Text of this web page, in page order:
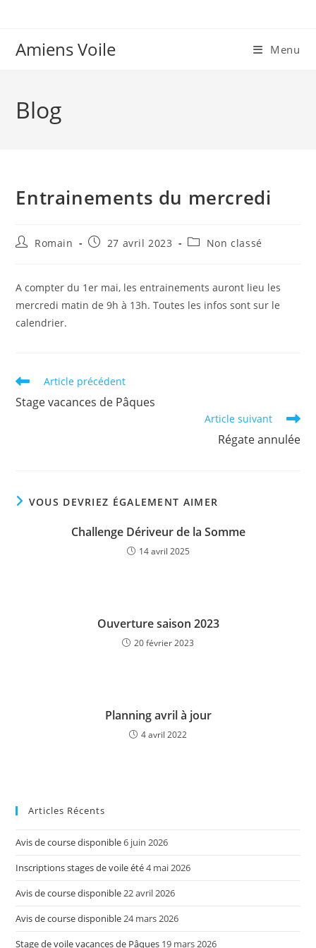
contentAmiens Voile Menu
Blog
Entrainements du mercredi
Auteur/autrice
publication :
Romain
Publication
27 avril 2023
PostNon classé
A compter du 1er mai, les entrainements auront lieu les
mercredi matin de 9h à 13h. Toutes les infos sont sur le
calendrier.
Read
articles
Article précédent
Stage vacances de Pâques
Article suivant
Régate annulée
VOUS DEVRIEZ ÉGALEMENT AIMER
Challenge Dériveur de la Somme
14 avril 2025
Ouverture saison 2023
20 février 2023
Planning avril à jour
4 avril 2022
Articles Récents
Avis de course disponible6 juin 2026
Inscriptions stages de voile été4 mai 2026
Avis de course disponible22 avril 2026
Avis de course disponible24 mars 2026
Stage de voile vacances de Pâques 19 mars 2026